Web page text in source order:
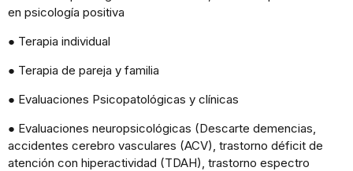
en psicología positiva
● Terapia individual
● Terapia de pareja y familia
● Evaluaciones Psicopatológicas y clínicas
● Evaluaciones neuropsicológicas (Descarte demencias,
accidentes cerebro vasculares (ACV), trastorno déficit de
atención con hiperactividad (TDAH), trastorno espectro